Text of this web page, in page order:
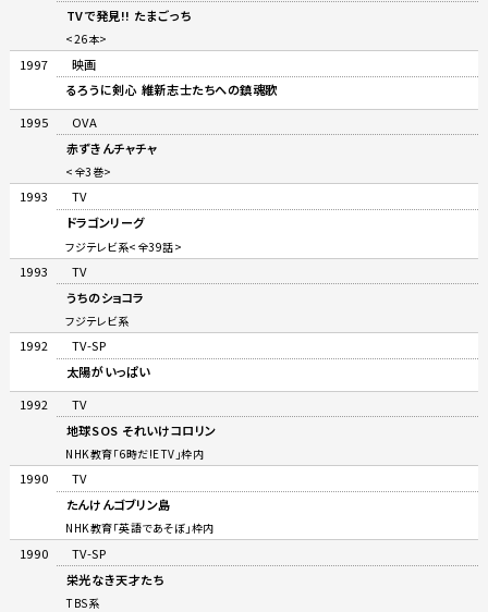
TVで発見!! たまごっち
<26本>
1997
映画
るろうに剣心 維新志士たちへの鎮魂歌
1995
OVA
赤ずきんチャチャ
<全3巻>
1993
TV
ドラゴンリーグ
フジテレビ系<全39話>
1993
TV
うちのショコラ
フジテレビ系
1992
TV-SP
太陽がいっぱい
1992
TV
地球SOS それいけコロリン
NHK教育「6時だ!ETV」枠内
1990
TV
たんけんゴブリン島
NHK教育「英語であそぼ」枠内
1990
TV-SP
栄光なき天才たち
TBS系